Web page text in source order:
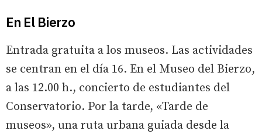
En El Bierzo
Entrada gratuita a los museos. Las actividades
se centran en el día 16. En el Museo del Bierzo,
a las 12.00 h., concierto de estudiantes del
Conservatorio. Por la tarde, «Tarde de
museos», una ruta urbana guiada desde la